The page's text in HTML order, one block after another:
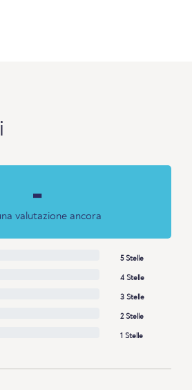
-
valutazione ancora
5 Stelle
4 Stelle
3 Stelle
2 Stelle
1 Stelle